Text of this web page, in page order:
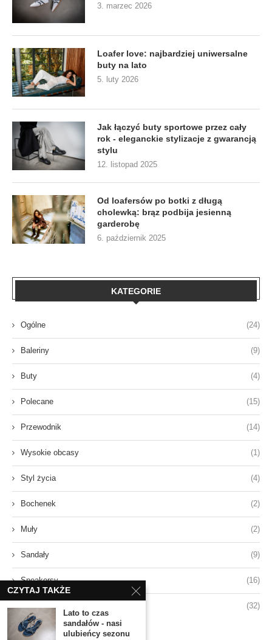
3. marzec 2026
Loafer love: najbardziej uniwersalne
buty na lato
5. luty 2026
Jak łączyć buty sportowe przez cały
rok - eleganckie stylizacje z gwarancją
stylu
12. listopad 2025
Od loafersów po botki z długą
cholewką: brąz podbija jesienną
garderobę
6. październik 2025
KATEGORIE
Ogólne (24)
Baleriny (9)
Buty (4)
Polecane (15)
Przewodnik (14)
Wysokie obcasy (1)
Styl życia (4)
Bochenek (2)
Muły (2)
Sandały (9)
Sneakersy (16)
(32)
CZYTAJ TAKŻE
Lato to czas
sandałów - nasi
ulubieńcy sezonu